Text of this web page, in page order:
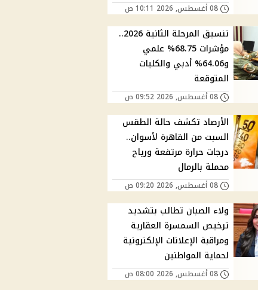
08 أغسطس, 2026 10:11 ص
تنسيق المرحلة الثانية 2026..
مؤشرات 68.75% علمي
و64.06% أدبي والكليات
المتوقعة
08 أغسطس, 2026 09:52 ص
الأرصاد تكشف حالة الطقس
السبت من القاهرة لأسوان..
درجات حرارة مرتفعة ورياح
محملة بالرمال
08 أغسطس, 2026 09:20 ص
ولاء الصبان تطالب بتشديد
ترخيص السمسرة العقارية
ومراقبة الإعلانات الإلكترونية
لحماية المواطنين
08 أغسطس, 2026 08:00 ص